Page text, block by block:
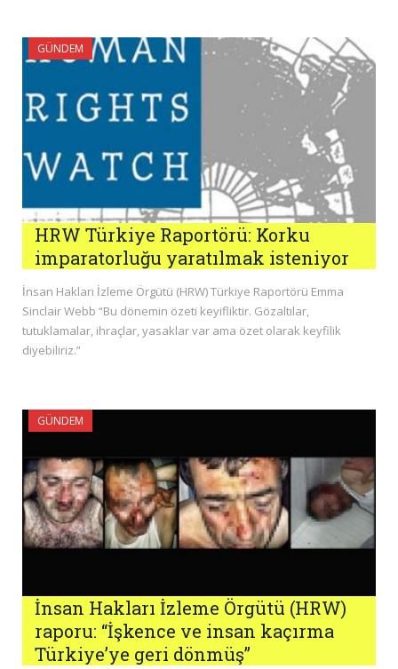
GÜNDEM
HRW Türkiye Raportörü: Korku
imparatorluğu yaratılmak isteniyor
İnsan Hakları İzleme Örgütü (HRW) Türkiye Raportörü Emma
Sinclair Webb “Bu dönemin özeti keyifliktir. Gözaltılar,
tutuklamalar, ihraçlar, yasaklar var ama özet olarak keyfilik
diyebiliriz.”
GÜNDEM
İnsan Hakları İzleme Örgütü (HRW)
raporu: “İşkence ve insan kaçırma
Türkiye’ye geri dönmüş”